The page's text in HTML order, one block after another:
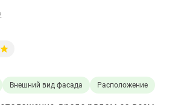
Внешний вид фасада Расположение